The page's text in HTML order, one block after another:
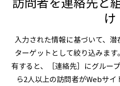
け
入力された情報に基づいて、
ターゲットとして絞り込みま
有すると、［連絡先］にグルー
ら2人以上の訪問者がWebサイ